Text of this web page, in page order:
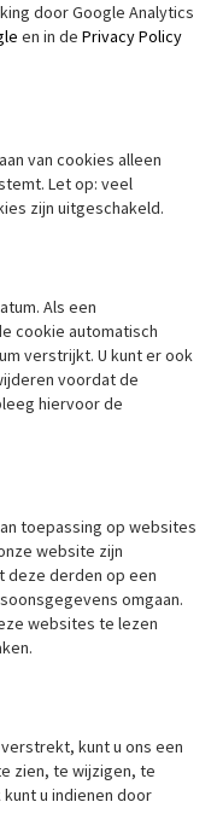
door Google Analytics
en in de Privacy Policy
van cookies alleen
Let op: veel
zijn uitgeschakeld.
Als een
cookie automatisch
verstrijkt. U kunt er ook
voordat de
hiervoor de
toepassing op websites
website zijn
deze derden op een
omgaan.
websites te lezen
kunt u ons een
zien, te wijzigen, te
u indienen door